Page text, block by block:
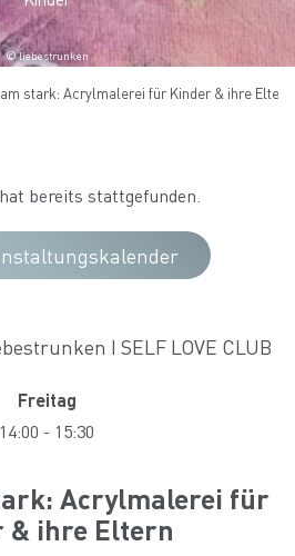
© liebestrunken
stark: Acrylmalerei für Kinder & ihre Eltern
bereits stattgefunden.
I SELF LOVE CLUB
Freitag
14:00 - 15:30
Acrylmalerei für
& ihre Eltern